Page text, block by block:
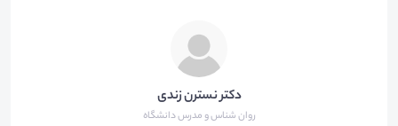
دکتر نسترن زندی
روان شناس و مدرس دانشگاه